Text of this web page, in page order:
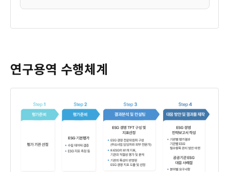
연구용역 수행체계